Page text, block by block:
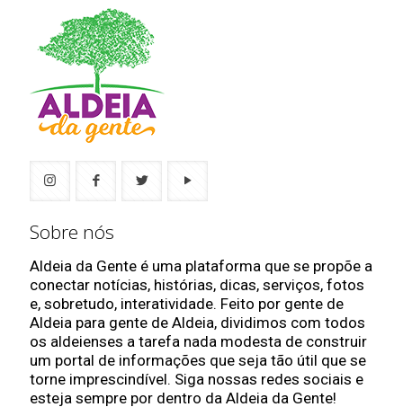
Sobre nós
Aldeia da Gente é uma plataforma que se propõe a
conectar notícias, histórias, dicas, serviços, fotos
e, sobretudo, interatividade. Feito por gente de
Aldeia para gente de Aldeia, dividimos com todos
os aldeienses a tarefa nada modesta de construir
um portal de informações que seja tão útil que se
torne imprescindível. Siga nossas redes sociais e
esteja sempre por dentro da Aldeia da Gente!